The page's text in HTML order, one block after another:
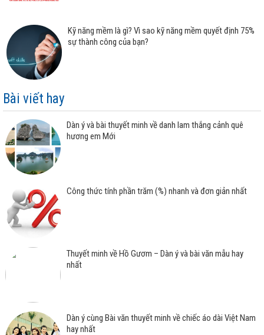
Kỹ năng mềm là gì? Vì sao kỹ năng mềm quyết định 75%
sự thành công của bạn?
Bài viết hay
Dàn ý và bài thuyết minh về danh lam thắng cảnh quê
hương em Mới
Công thức tính phần trăm (%) nhanh và đơn giản nhất
Thuyết minh về Hồ Gươm – Dàn ý và bài văn mẫu hay
nhất
Dàn ý cùng Bài văn thuyết minh về chiếc áo dài Việt Nam
hay nhất